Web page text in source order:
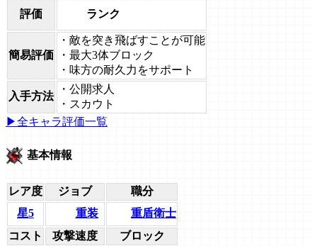
評価 ランク
簡易評価
・敵を突き飛ばすことが可能
・最大3体ブロック
・味方の耐久力をサポート
入手方法
・公開求人
・スカウト
▶全キャラ評価一覧
基本情報
レア度 ジョブ
職分
星5
重装
重盾衛士
コスト
攻撃速度
ブロック